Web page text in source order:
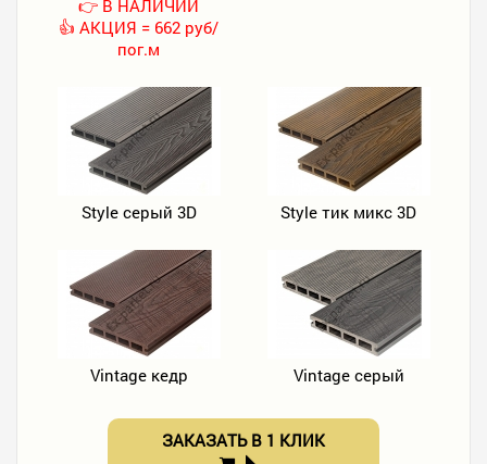
👉 В НАЛИЧИИ
👍 АКЦИЯ = 662 руб/
пог.м
Style серый 3D Style тик микс 3D
Vintage кедр Vintage серый
ЗАКАЗАТЬ В 1 КЛИК